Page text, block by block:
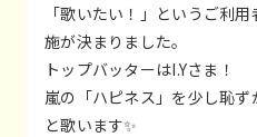
「歌いたい！」というご利
施が決まりました。
トップバッターはI.Yさま！
嵐の「ハピネス」を少し恥
と歌います✨